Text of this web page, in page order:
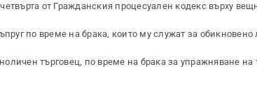
от Гражданския процесуален кодекс върху
по време на брака, които му служат за обикновено
търговец, по време на брака за упражняване на